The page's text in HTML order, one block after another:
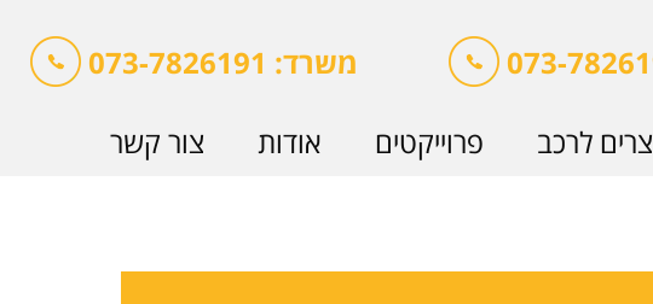
משרד: 073-7826191
לרכב פרוייקטים אודות
צור קשר